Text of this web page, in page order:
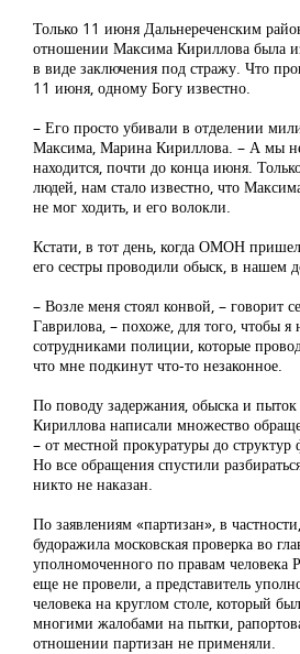
Только 11 июня Дальнереченским
отношении Максима Кириллова была
в виде заключения под стражу. Что
11 июня, одному Богу известно.
– Его просто убивали в отделении
Максима, Марина Кириллова. – А мы
находится, почти до конца июня.
людей, нам стало известно, что
не мог ходить, и его волокли.
Кстати, в тот день, когда ОМОН
его сестры проводили обыск, в нашем
– Возле меня стоял конвой, – говорит
Гаврилова, – похоже, для того, чтобы я
сотрудниками полиции, которые
что мне подкинут что-то незаконное.
По поводу задержания, обыска и
Кириллова написали множество
– от местной прокуратуры до структур
Но все обращения спустили
никто не наказан.
По заявлениям «партизан», в
будоражила московская проверка во
уполномоченного по правам
еще не провели, а представитель
человека на круглом столе, который
многими жалобами на пытки,
отношении партизан не применяли.